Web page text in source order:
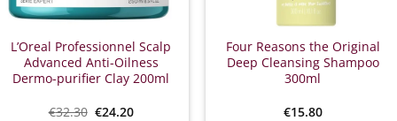
L’Oreal Professionnel Scalp
Advanced Anti-Oilness
Dermo-purifier Clay 200ml
€32.30 Original
€24.20Η
Four Reasons the Original
Deep Cleansing Shampoo
300ml
€15.80